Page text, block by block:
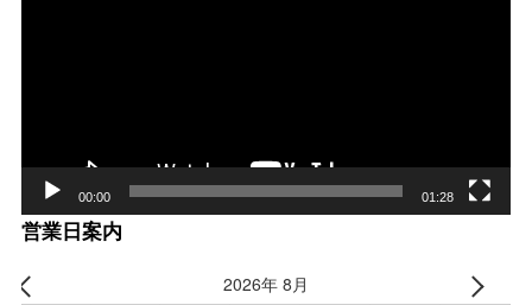
00:00 01:28
営業日案内
2026年 8月